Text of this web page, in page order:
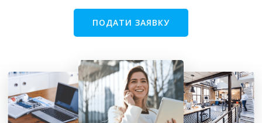
ПОДАТИ ЗАЯВКУ